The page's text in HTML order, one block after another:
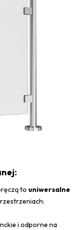
to uniwersalne
i odporne na